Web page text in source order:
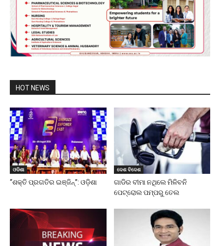
HOT NEWS
ଓଡିଶା
“ଶକ୍ତି ପ୍ରଗତିର ଇଞ୍ଜିନ୍”: ଓଡ଼ିଶା
ଦେଶ ବିଦେଶ
ଗାଡିର ବୀମା ନଥିଲେ ମିଳିବନି
ପେଟ୍ରୋଲ ପମ୍ପରୁ ତେଲ